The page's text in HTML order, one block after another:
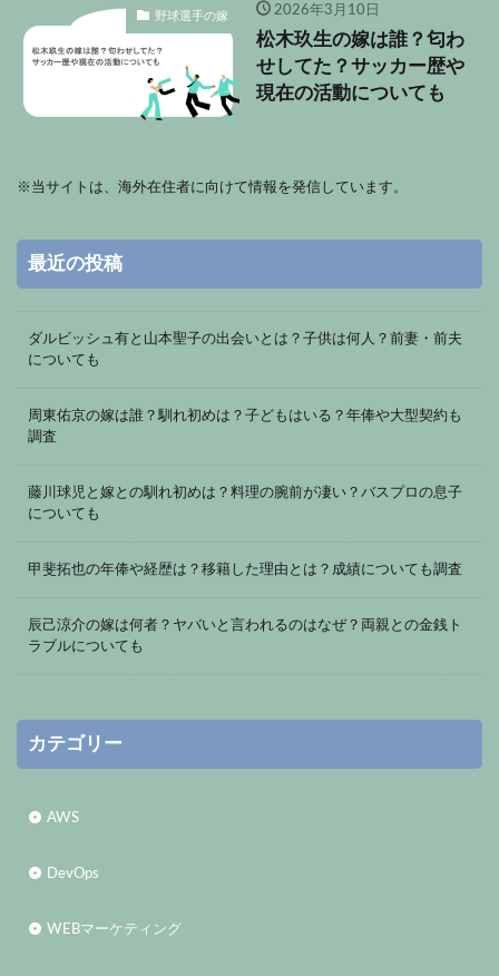
野球選手の嫁 2026年3月10日
松木玖生の嫁は誰？匂わ
せしてた？サッカー歴や
現在の活動についても
※ 当サイトは、海外在住者に向けて情報を発信しています。
最近の投稿
ダルビッシュ有と山本聖子の出会いとは？子供は何人？前妻・前夫
についても
周東佑京の嫁は誰？馴れ初めは？子どもはいる？年俸や大型契約も
調査
藤川球児と嫁との馴れ初めは？料理の腕前が凄い？バスプロの息子
についても
甲斐拓也の年俸や経歴は？移籍した理由とは？成績についても調査
辰己涼介の嫁は何者？ヤバいと言われるのはなぜ？両親との金銭ト
ラブルについても
カテゴリー
AWS
DevOps
WEBマーケティング